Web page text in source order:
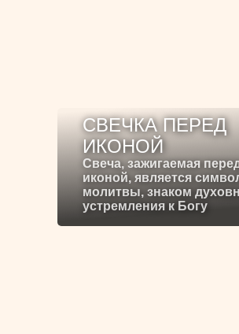
СВЕЧКА ПЕРЕД
ИКОНОЙ
Свеча, зажигаемая
иконой, является
молитвы, знаком
устремления к Богу